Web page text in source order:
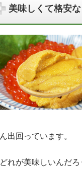
美味しくて格安
ん出回っています。
どれが美味しいんだろ